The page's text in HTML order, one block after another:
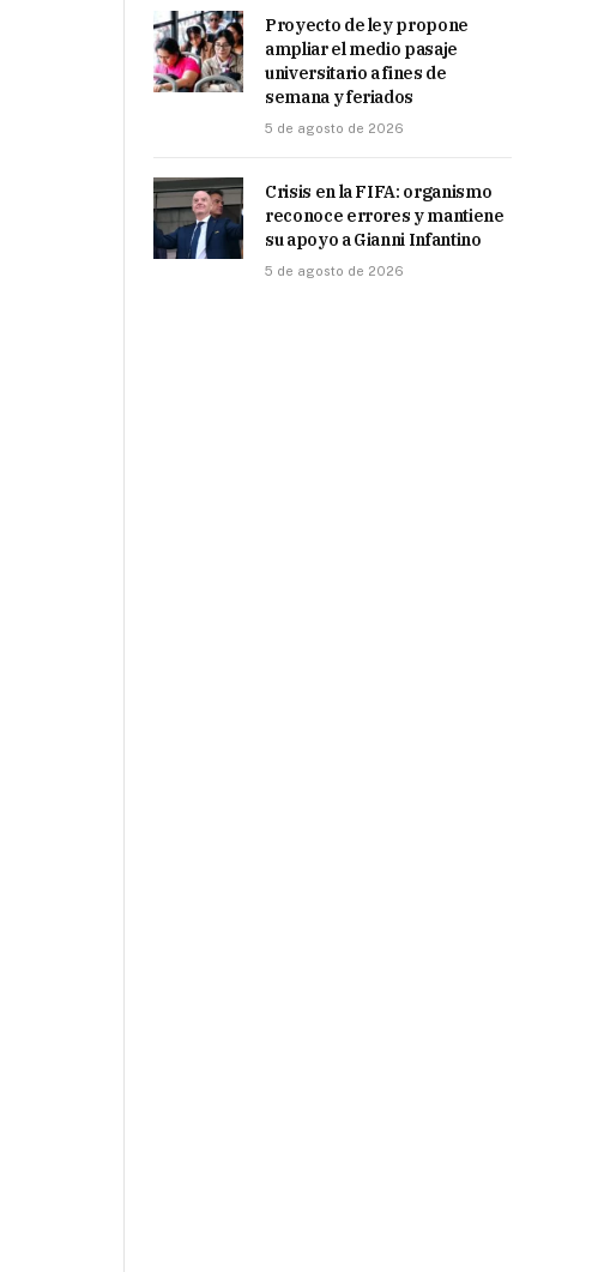
Proyecto de ley propone
ampliar el medio pasaje
universitario a fines de
semana y feriados
5 de agosto de 2026
Crisis en la FIFA: organismo
reconoce errores y mantiene
su apoyo a Gianni Infantino
5 de agosto de 2026